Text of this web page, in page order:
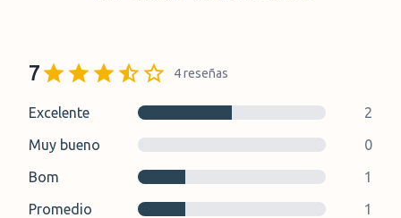
7 4reseñas
Excelente
2
Muy bueno
0
Bom
1
Promedio
1